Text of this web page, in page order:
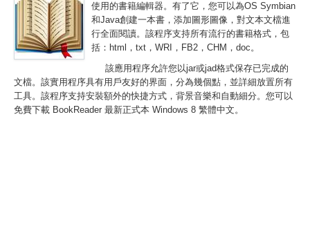
使用的書籍編輯器。有了它，您可以為OS Symbian
和Java創建一本書，添加圖形圖像，對文本文檔進
行全面閱讀。該程序支持所有流行的書籍格式，包
括：html，txt，WRI，FB2，CHM，doc。
該應用程序允許您以jar或jad格式保存已完成的
文檔。該實用程序具有用戶友好的界面，分為幾個點，並詳細放置所有
工具。該程序支持安裝額外的快捷方式，背景音樂和自動細分。您可以
免費下載 BookReader 最新正式本 Windows 8 繁體中文。